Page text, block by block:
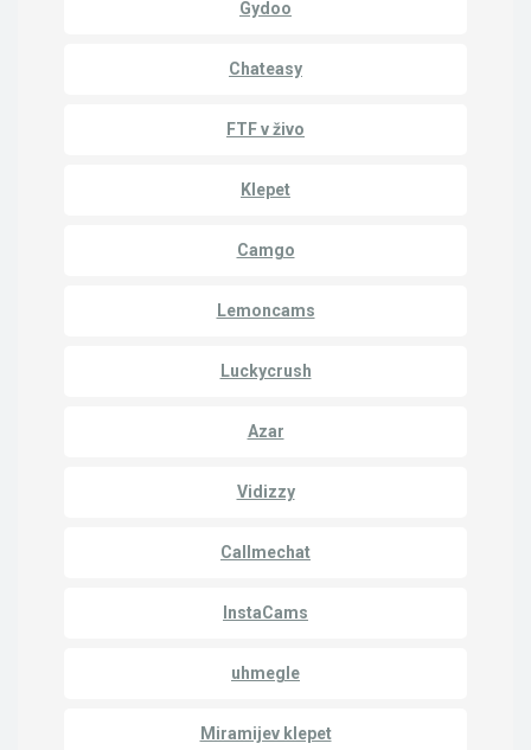
Gydoo
Chateasy
FTF v živo
Klepet
Camgo
Lemoncams
Luckycrush
Azar
Vidizzy
Callmechat
InstaCams
uhmegle
Miramijev klepet